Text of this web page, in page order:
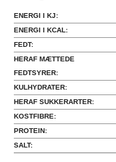
ENERGI I KJ:
ENERGI I KCAL:
FEDT:
HERAF MÆTTEDE
FEDTSYRER:
KULHYDRATER:
HERAF SUKKERARTER:
KOSTFIBRE:
PROTEIN:
SALT: